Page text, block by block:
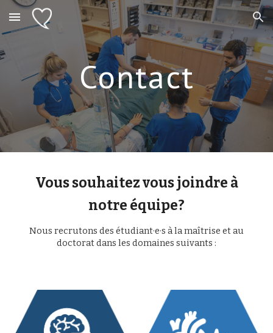
Skip to main content Skip to navigation
Contact
Vous souhaitez vous joindre à
notre équipe?
Nous recrutons des étudiant·e·s à la maîtrise et au
doctorat dans les domaines suivants :